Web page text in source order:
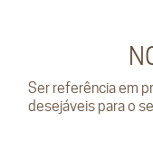
Ser referência em
desejáveis para o